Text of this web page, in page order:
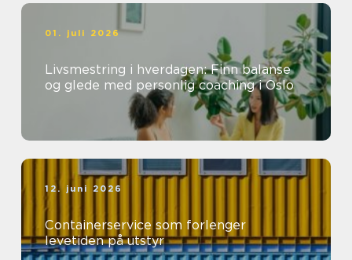
01. juli 2026
Livsmestring i hverdagen: Finn balanse
og glede med personlig coaching i Oslo
12. juni 2026
Containerservice som forlenger
levetiden på utstyr